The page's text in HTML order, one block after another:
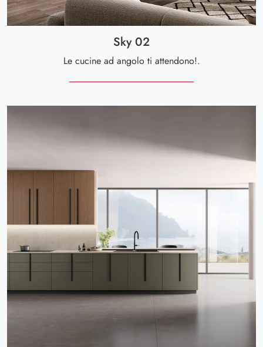
Sky 02
Le cucine ad angolo ti attendono!.